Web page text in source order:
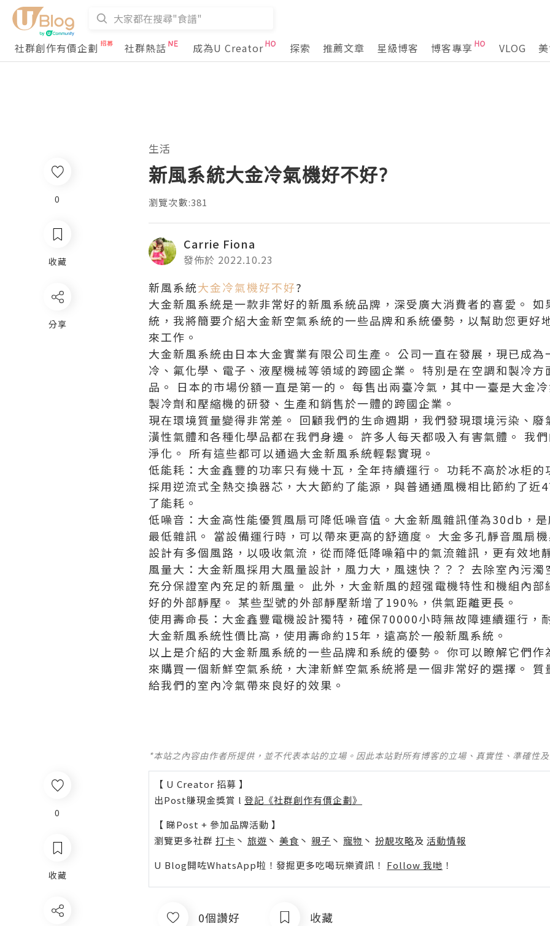
社群創作有價企劃 社群熱話 成為U Creator 探索 推薦文章 星級博客 博客專享 VLOG
0
收藏
生活
新風系統大金冷氣機好不好?
瀏覽次數:381
Carrie Fiona
發佈於 2022.10.23
新風系統大金冷氣機好不好?
大金新風系統是一款非常好的新風系統品牌，深受廣大消費者的喜愛。
統，我將簡要介紹大金新空氣系統的一些品牌和系統優勢，以幫助您更好
來工作。
大金新風系統由日本大金實業有限公司生產。 公司一直在發展，現已成
冷、氟化學、電子、液壓機械等領域的跨國企業。 特別是在空調和製冷
品。 日本的市場份額一直是第一的。 每售出兩臺冷氣，其中一臺是大金
製冷劑和壓縮機的研發、生產和銷售於一體的跨國企業。
現在環境質量變得非常差。 回顧我們的生命週期，我們發現環境污染、
潢性氣體和各種化學品都在我們身邊。 許多人每天都吸入有害氣體。 我
淨化。 所有這些都可以通過大金新風系統輕鬆實現。
低能耗：大金鑫豐的功率只有幾十瓦，全年持續運行。 功耗不高於冰柜
採用逆流式全熱交換器芯，大大節約了能源，與普通通風機相比節約了近
了能耗。
低噪音：大金高性能優質風扇可降低噪音值。大金新風雜訊僅為30db，
最低雜訊。 當設備運行時，可以帶來更高的舒適度。 大金多孔靜音風扇
設計有多個風路，以吸收氣流，從而降低降噪箱中的氣流雜訊，更有效地
風量大：大金新風採用大風量設計，風力大，風速快？？？ 去除室內污
充分保證室內充足的新風量。 此外，大金新風的超强電機特性和機組內
好的外部靜壓。 某些型號的外部靜壓新增了190%，供氣距離更長。
使用壽命長：大金鑫豐電機設計獨特，確保70000小時無故障連續運行，
大金新風系統性價比高，使用壽命約15年，遠高於一般新風系統。
以上是介紹的大金新風系統的一些品牌和系統的優勢。 你可以瞭解它們
來購買一個新鮮空氣系統，大津新鮮空氣系統將是一個非常好的選擇。
給我們的室內冷氣帶來良好的效果。
*本站之內容由作者所提供，並不代表本站的立場。因此本站對所有博客的立場、真實性、準確性
【 U Creator 招募 】
出Post賺現金獎賞 l 登記《社群創作有價企劃》
【 睇Post + 參加品牌活動 】
瀏覽更多社群 打卡 丶 旅遊 丶 美食 丶 親子 丶 寵物 丶 扮靚攻略及 活動情報
U Blog開咗WhatsApp啦！發掘更多吃喝玩樂資訊！ Follow 我哋 ！
0個讚好 收藏
0
收藏
分享